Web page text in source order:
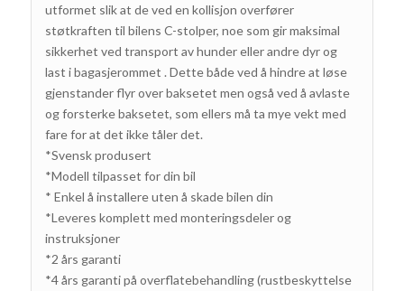
utformet slik at de ved en kollisjon overfører
støtkraften til bilens C-stolper, noe som gir maksimal
sikkerhet ved transport av hunder eller andre dyr og
last i bagasjerommet . Dette både ved å hindre at løse
gjenstander flyr over baksetet men også ved å avlaste
og forsterke baksetet, som ellers må ta mye vekt med
fare for at det ikke tåler det.
*Svensk produsert
*Modell tilpasset for din bil
* Enkel å installere uten å skade bilen din
*Leveres komplett med monteringsdeler og
instruksjoner
*2 års garanti
*4 års garanti på overflatebehandling (rustbeskyttelse